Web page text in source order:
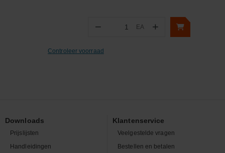
− Aantal
EA +
Controleer voorraad
Downloads
Prijslijsten
Handleidingen
Klantenservice
Veelgestelde vragen
Bestellen en betalen